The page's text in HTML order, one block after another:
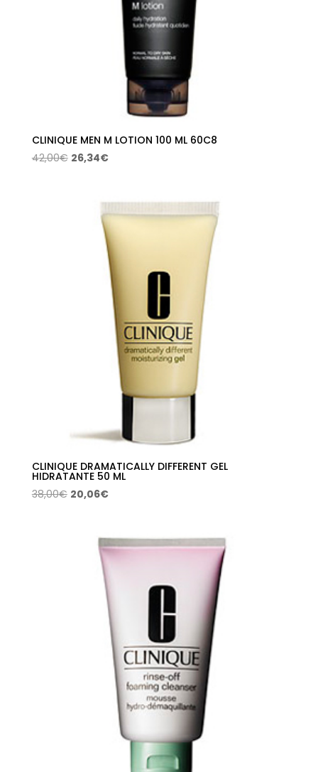
CLINIQUE MEN M LOTION 100 ML 60C8
42,00€ El
42,00€.
26,34€El
es:
26,34€.
CLINIQUE DRAMATICALLY DIFFERENT GEL
HIDRATANTE 50 ML
38,00€ El
38,00€.
20,06€El
es:
20,06€.